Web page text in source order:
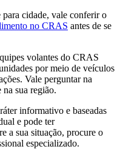
cidade, vale conferir o
no CRAS antes de se
volantes do CRAS
por meio de veículos
Vale perguntar na
sua região.
informativo e baseadas
e pode ter
a sua situação, procure o
especializado.